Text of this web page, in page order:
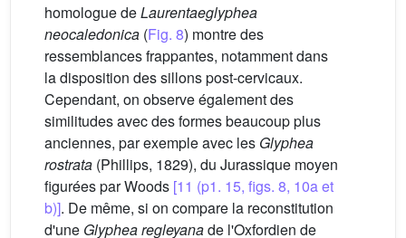
homologue deLaurentaeglyphea
neocaledonica (Fig. 8) montre des
ressemblances frappantes, notamment dans
la disposition des sillons post-cervicaux.
Cependant, on observe également des
similitudes avec des formes beaucoup plus
anciennes, par exemple avec les Glyphea
rostrata (Phillips, 1829), du Jurassique moyen
figurées par Woods [11 (p1. 15, figs. 8, 10a et
b)]. De même, si on compare la reconstitution
d'une Glyphea regleyanade l'Oxfordien de